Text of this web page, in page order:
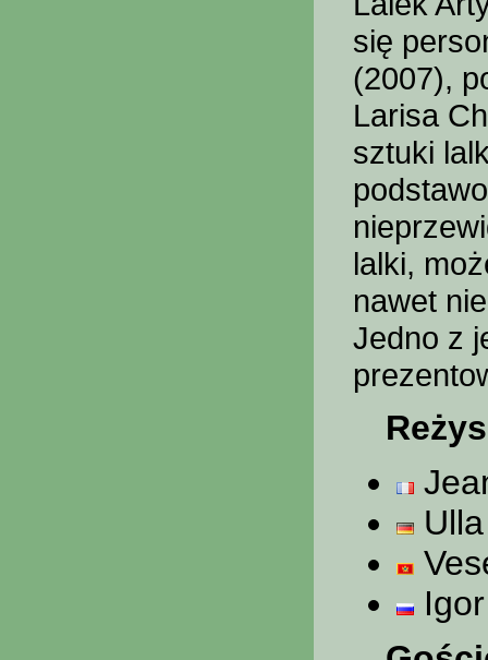
się
(2007),
Larisa
sztuki
lalki,
nawet
Jedno z